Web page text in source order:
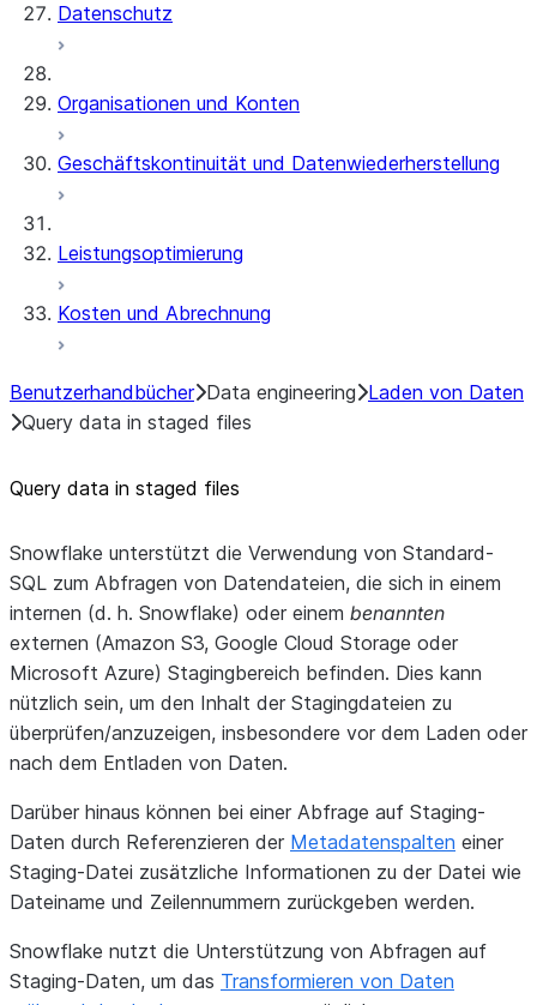
Datenschutz
Organisationen und Konten
Geschäftskontinuität und Datenwiederherstellung
Leistungsoptimierung
Kosten und Abrechnung
Benutzerhandbücher Data engineering Laden von Daten
Query data in staged files
Query data in staged files
Snowflake unterstützt die Verwendung von Standard-
SQL zum Abfragen von Datendateien, die sich in einem
internen (d. h. Snowflake) oder einem benannten
externen (Amazon S3, Google Cloud Storage oder
Microsoft Azure) Stagingbereich befinden. Dies kann
nützlich sein, um den Inhalt der Stagingdateien zu
überprüfen/anzuzeigen, insbesondere vor dem Laden oder
nach dem Entladen von Daten.
Darüber hinaus können bei einer Abfrage auf Staging-
Daten durch Referenzieren der Metadatenspalten einer
Staging-Datei zusätzliche Informationen zu der Datei wie
Dateiname und Zeilennummern zurückgeben werden.
Snowflake nutzt die Unterstützung von Abfragen auf
Staging-Daten, um das Transformieren von Daten